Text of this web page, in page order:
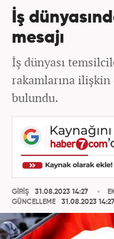
İş
mesajı
İş dünyası
rakamlarına
bulundu.
GİRİŞ
31.08.2023 14:27
GÜNCELLEME
31.08.2023 14:27